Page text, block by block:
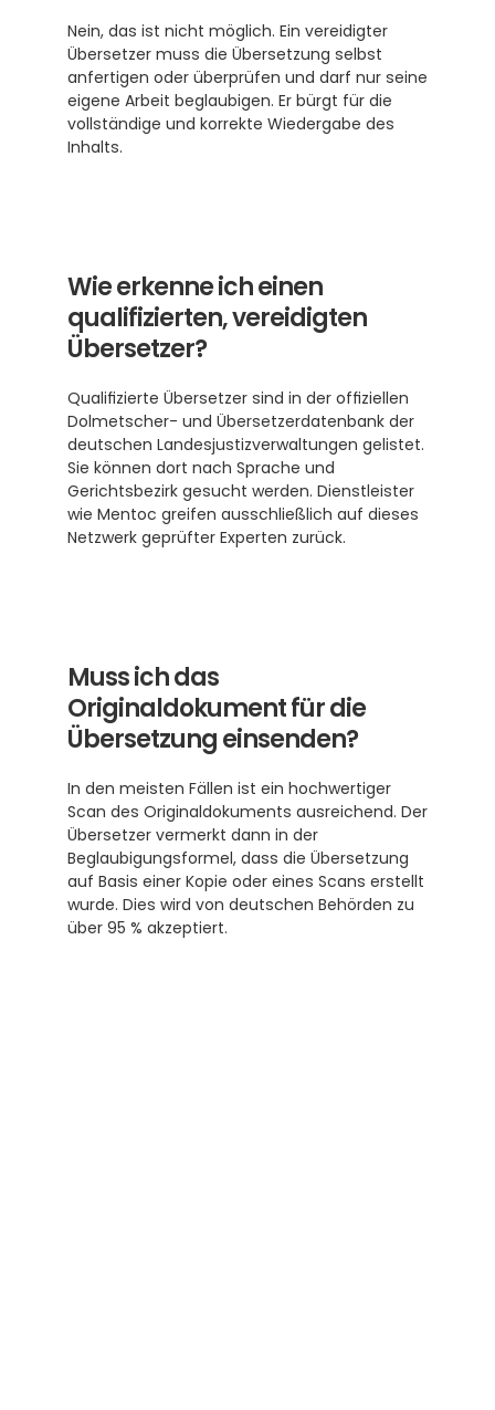
Nein, das ist nicht möglich. Ein vereidigter
Übersetzer muss die Übersetzung selbst
anfertigen oder überprüfen und darf nur seine
eigene Arbeit beglaubigen. Er bürgt für die
vollständige und korrekte Wiedergabe des
Inhalts.
Wie erkenne ich einen
qualifizierten, vereidigten
Übersetzer?
Qualifizierte Übersetzer sind in der offiziellen
Dolmetscher- und Übersetzerdatenbank der
deutschen Landesjustizverwaltungen gelistet.
Sie können dort nach Sprache und
Gerichtsbezirk gesucht werden. Dienstleister
wie Mentoc greifen ausschließlich auf dieses
Netzwerk geprüfter Experten zurück.
Muss ich das
Originaldokument für die
Übersetzung einsenden?
In den meisten Fällen ist ein hochwertiger
Scan des Originaldokuments ausreichend. Der
Übersetzer vermerkt dann in der
Beglaubigungsformel, dass die Übersetzung
auf Basis einer Kopie oder eines Scans erstellt
wurde. Dies wird von deutschen Behörden zu
über 95 % akzeptiert.